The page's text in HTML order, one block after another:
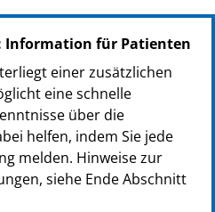
Information für Patienten
einer zusätzlichen
eine schnelle
über die
helfen, indem Sie jede
melden. Hinweise zur
siehe Ende Abschnitt